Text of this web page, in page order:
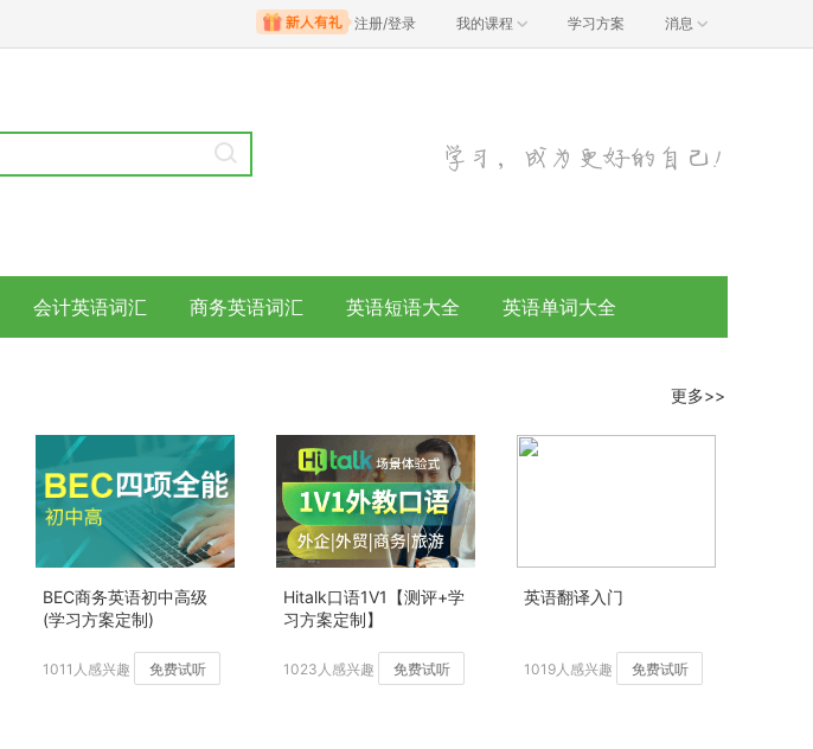
注册/登录 我的课程 学习方案 消息
会计英语词汇 商务英语词汇 英语短语大全 英语单词大全
更多>>
BEC商务英语初中高级
(学习方案定制)
1011人感兴趣 免费试听
Hitalk口语1V1【测评+学
习方案定制】
1023人感兴趣 免费试听
英语翻译入门
1019人感兴趣 免费试听